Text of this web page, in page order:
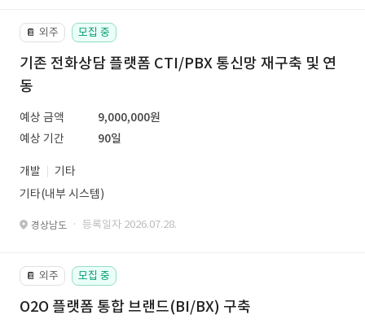
📔 외주 모집 중
기존 전화상담 플랫폼 CTI/PBX 통신망 재구축 및 연
동
예상 금액
9,000,000원
예상 기간
90일
개발
기타
기타(내부 시스템)
경상남도 · 등록일자 2026.07.28.
📔 외주 모집 중
O2O 플랫폼 통합 브랜드(BI/BX) 구축